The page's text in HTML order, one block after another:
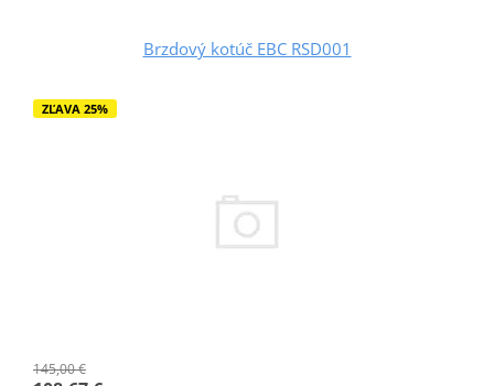
Brzdový kotúč EBC RSD001
ZĽAVA 25%
145,00 €